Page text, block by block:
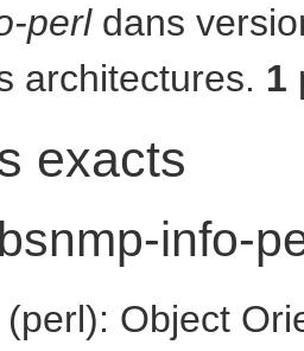
perldans
architectures. 1
exacts
info-
(perl): Object